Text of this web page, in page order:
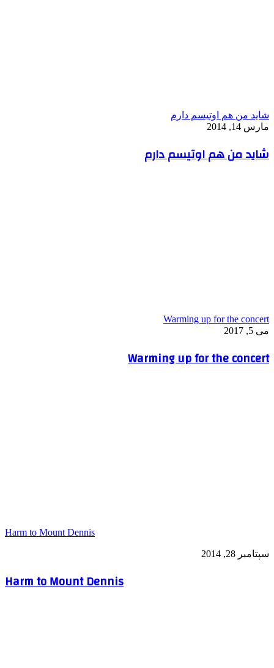
شاید من هم اوتیسم دارم
مارس 14, 2014
شاید من هم اوتیسم دارم
Warming up for the concert
می 5, 2017
Warming up for the concert
Harm to Mount Dennis
سپتامبر 28, 2014
Harm to Mount Dennis